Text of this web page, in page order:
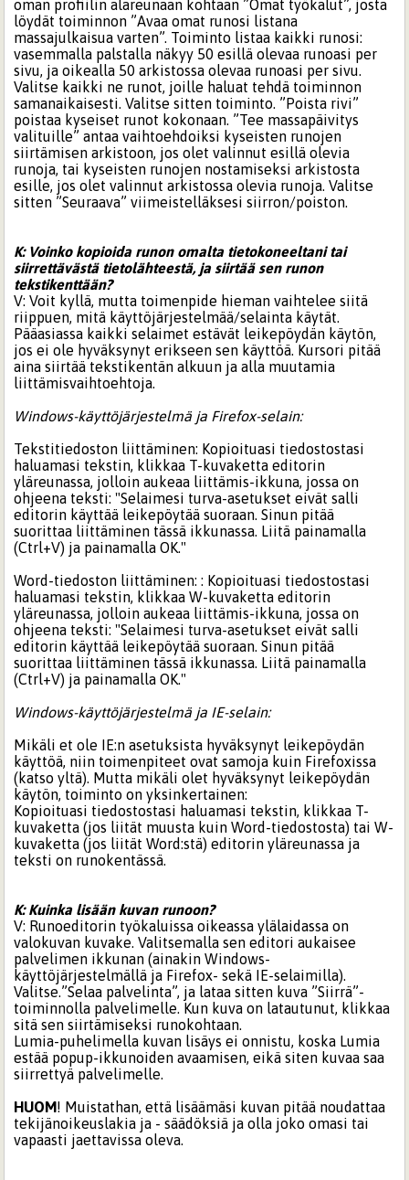
oman profiilin alareunaan kohtaan ”Omat työkalut”, josta
löydät toiminnon ”Avaa omat runosi listana
massajulkaisua varten”. Toiminto listaa kaikki runosi:
vasemmalla palstalla näkyy 50 esillä olevaa runoasi per
sivu, ja oikealla 50 arkistossa olevaa runoasi per sivu.
Valitse kaikki ne runot, joille haluat tehdä toiminnon
samanaikaisesti. Valitse sitten toiminto. ”Poista rivi”
poistaa kyseiset runot kokonaan. ”Tee massapäivitys
valituille” antaa vaihtoehdoiksi kyseisten runojen
siirtämisen arkistoon, jos olet valinnut esillä olevia
runoja, tai kyseisten runojen nostamiseksi arkistosta
esille, jos olet valinnut arkistossa olevia runoja. Valitse
sitten ”Seuraava” viimeistelläksesi siirron/poiston.
K: Voinko kopioida runon omalta tietokoneeltani tai
siirrettävästä tietolähteestä, ja siirtää sen runon
tekstikenttään?
V: Voit kyllä, mutta toimenpide hieman vaihtelee siitä
riippuen, mitä käyttöjärjestelmää/selainta käytät.
Pääasiassa kaikki selaimet estävät leikepöydän käytön,
jos ei ole hyväksynyt erikseen sen käyttöä. Kursori pitää
aina siirtää tekstikentän alkuun ja alla muutamia
liittämisvaihtoehtoja.
Windows-käyttöjärjestelmä ja Firefox-selain:
Tekstitiedoston liittäminen: Kopioituasi tiedostostasi
haluamasi tekstin, klikkaa T-kuvaketta editorin
yläreunassa, jolloin aukeaa liittämis-ikkuna, jossa on
ohjeena teksti: "Selaimesi turva-asetukset eivät salli
editorin käyttää leikepöytää suoraan. Sinun pitää
suorittaa liittäminen tässä ikkunassa. Liitä painamalla
(Ctrl+V) ja painamalla OK."
Word-tiedoston liittäminen: : Kopioituasi tiedostostasi
haluamasi tekstin, klikkaa W-kuvaketta editorin
yläreunassa, jolloin aukeaa liittämis-ikkuna, jossa on
ohjeena teksti: "Selaimesi turva-asetukset eivät salli
editorin käyttää leikepöytää suoraan. Sinun pitää
suorittaa liittäminen tässä ikkunassa. Liitä painamalla
(Ctrl+V) ja painamalla OK."
Windows-käyttöjärjestelmä ja IE-selain:
Mikäli et ole IE:n asetuksista hyväksynyt leikepöydän
käyttöä, niin toimenpiteet ovat samoja kuin Firefoxissa
(katso yltä). Mutta mikäli olet hyväksynyt leikepöydän
käytön, toiminto on yksinkertainen:
Kopioituasi tiedostostasi haluamasi tekstin, klikkaa T-
kuvaketta (jos liität muusta kuin Word-tiedostosta) tai W-
kuvaketta (jos liität Word:stä) editorin yläreunassa ja
teksti on runokentässä.
K: Kuinka lisään kuvan runoon?
V: Runoeditorin työkaluissa oikeassa ylälaidassa on
valokuvan kuvake. Valitsemalla sen editori aukaisee
palvelimen ikkunan (ainakin Windows-
käyttöjärjestelmällä ja Firefox- sekä IE-selaimilla).
Valitse.”Selaa palvelinta”, ja lataa sitten kuva ”Siirrä”-
toiminnolla palvelimelle. Kun kuva on latautunut, klikkaa
sitä sen siirtämiseksi runokohtaan.
Lumia-puhelimella kuvan lisäys ei onnistu, koska Lumia
estää popup-ikkunoiden avaamisen, eikä siten kuvaa saa
siirrettyä palvelimelle.
HUOM! Muistathan, että lisäämäsi kuvan pitää noudattaa
tekijänoikeuslakia ja - säädöksiä ja olla joko omasi tai
vapaasti jaettavissa oleva.